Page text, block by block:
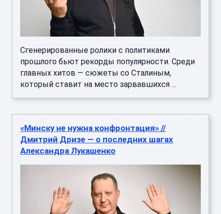
Сгенерированные ролики с политиками
прошлого бьют рекорды популярности. Среди
главных хитов — сюжеты со Сталиным,
который ставит на место зарвавшихся ...
«Минску не нужна конфронтация» //
Дмитрий Дризе — о последних шагах
Александра Лукашенко